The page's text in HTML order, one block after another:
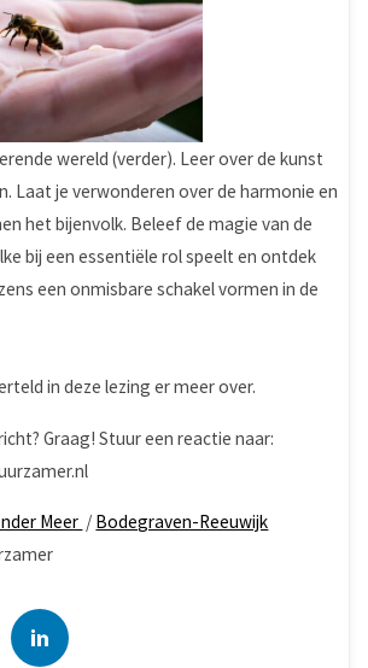
wereld (verder). Leer over de kunst
Laat je verwonderen over de harmonie en
het bijenvolk. Beleef de magie van de
bij een essentiële rol speelt en ontdek
een onmisbare schakel vormen in de
in deze lezing er meer over.
Graag! Stuur een reactie naar:
Meer / Bodegraven-Reeuwijk